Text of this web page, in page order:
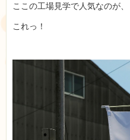
ここの工場見学で人気なのが、
これっ！